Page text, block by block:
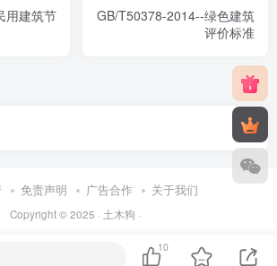
用建筑节
GB/T50378-2014--绿色建筑
评价标准
免责声明 广告合作 关于我们
Copyright © 2025 · 土木狗 ·
10